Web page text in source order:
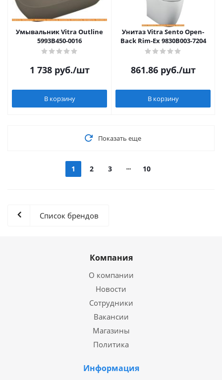
Умывальник Vitra Outline
5993B450-0016
1 738руб./шт
В корзину
Унитаз Vitra Sento Open-
Back Rim-Ex 9830B003-7204
861.86руб./шт
В корзину
Показать еще
1 2 3 10
Список брендов
Компания
О компании
Новости
Сотрудники
Вакансии
Магазины
Политика
Информация